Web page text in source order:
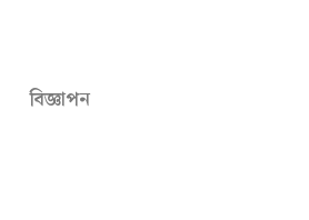
বিজ্ঞাপন